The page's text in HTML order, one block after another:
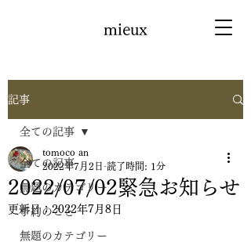
mieux
記事
全ての記事
無題のカテゴリー
予約のこと
無題のカテゴリー
全ての記事
2022/07/02緊急お知らせ
tomoco an
2022年7月2日 読了時間: 1分
更新日：2022年7月8日